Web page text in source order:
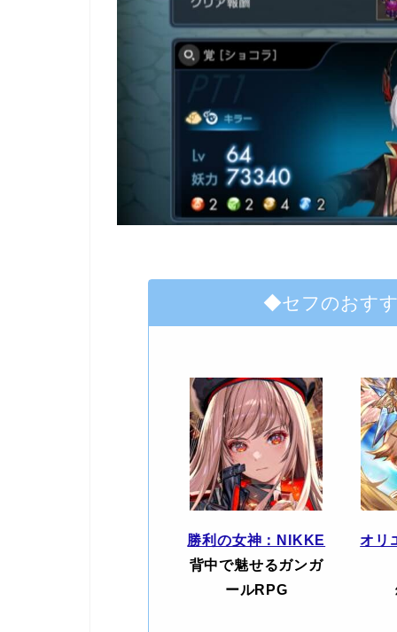
◆セフのおす
勝利の女神：NIKKE
背中で魅せるガンガ
ールRPG
オリ